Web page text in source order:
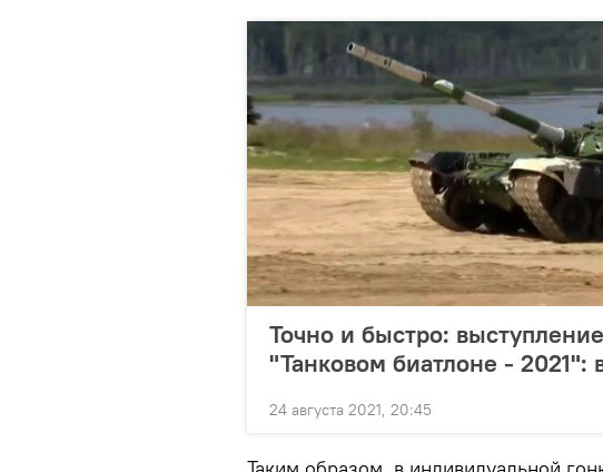
Точно и быстро:
"Танковом биатлоне - 2021":
24 августа 2021, 20:45